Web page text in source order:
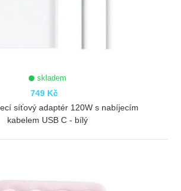
skladem
749 Kč
síťový adaptér 120W s nabíjecím
kabelem USB C - bílý